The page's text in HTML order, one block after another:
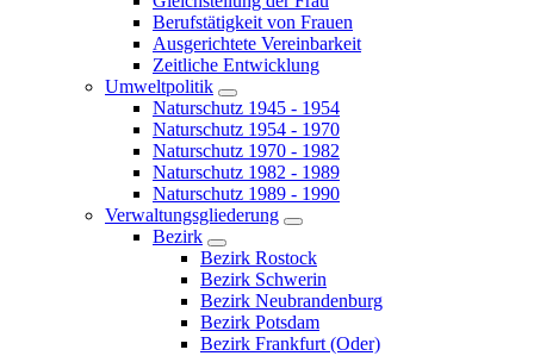
Berufstätigkeit von Frauen
Ausgerichtete Vereinbarkeit
Zeitliche Entwicklung
Umweltpolitik
Naturschutz 1945 - 1954
Naturschutz 1954 - 1970
Naturschutz 1970 - 1982
Naturschutz 1982 - 1989
Naturschutz 1989 - 1990
Verwaltungsgliederung
Bezirk
Bezirk Rostock
Bezirk Schwerin
Bezirk Neubrandenburg
Bezirk Potsdam
Bezirk Frankfurt (Oder)